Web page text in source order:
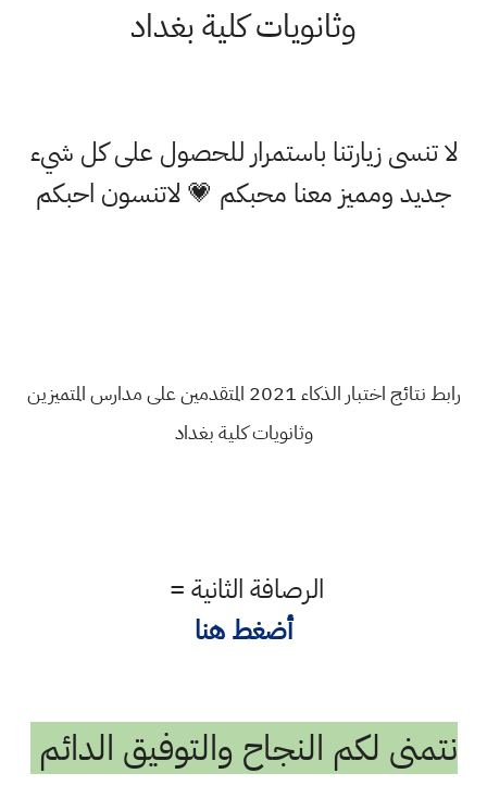
وثانويات كلية بغداد
لا تنسى زيارتنا باستمرار للحصول على كل شيء
جديد ومميز معنا محبكم 💗 لاتنسون احبكم
رابط نتائج اختبار الذكاء 2021 المتقدمين على مدارس المتميزين
وثانويات كلية بغداد
الرصافة الثانية =
أضغط هنا
نتمنى لكم النجاح والتوفيق الدائم